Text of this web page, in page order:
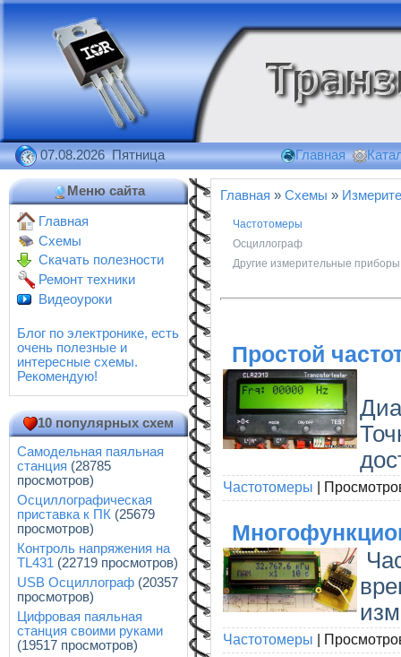
07.08.2026 Пятница Главная
Меню сайта
Главная
Схемы
Скачать полезности
Ремонт техники
Видеоуроки
Блог по электронике, есть
очень полезные и
интересные схемы.
Рекомендую!
10 популярных схем
Самодельная паяльная
станция (28785
просмотров)
Осциллографическая
приставка к ПК (25679
просмотров)
Контроль напряжения на
TL431 (22719 просмотров)
USB Осциллограф (20357
просмотров)
Цифровая паяльная
станция своими руками
(19517 просмотров)
Главная » Схемы »
Частотомеры
Осциллограф
Другие измерительные приборы
Простой
Частотомеры |
Частотомеры |